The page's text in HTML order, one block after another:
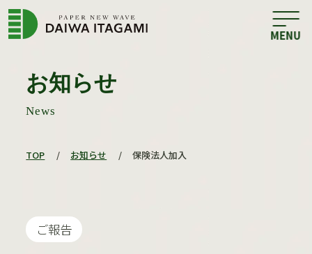
お知らせ
News
TOP / お知らせ / 保険法人加入
ご報告